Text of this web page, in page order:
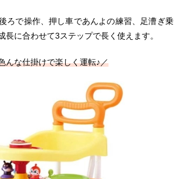
ろで操作、押し車であんよの練習、足漕ぎ乗
長に合わせて3ステップで長く使えます。
んな仕掛けで楽しく運転♪／